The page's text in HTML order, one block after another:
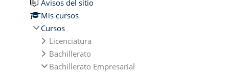
Avisos del sitio
Mis cursos
Cursos
Licenciatura
Bachillerato
Bachillerato Empresarial